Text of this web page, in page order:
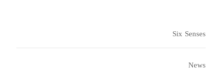
Six Senses
News